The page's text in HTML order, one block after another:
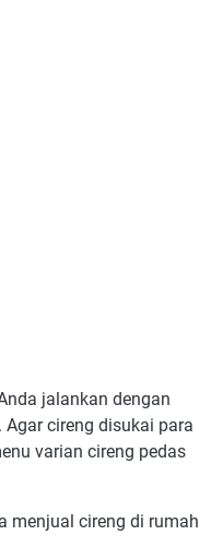
jalankan dengan
cireng disukai para
varian cireng pedas
menjual cireng di rumah